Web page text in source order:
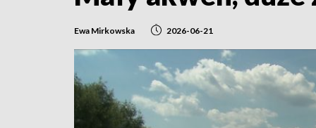
Ewa Mirkowska 2026-06-21